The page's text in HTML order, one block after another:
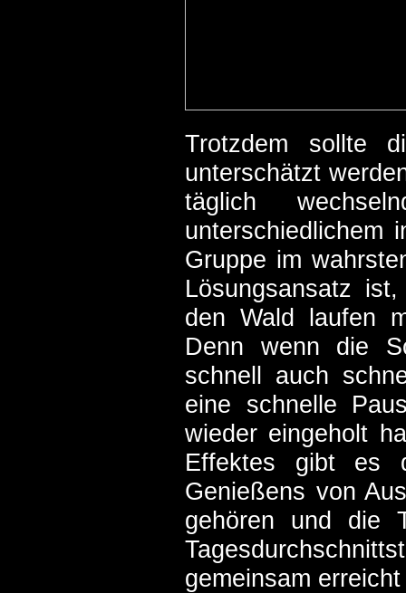
Trotzdem sollte
unterschätzt
täglich
unterschiedlichem
Gruppe im
Lösungsansatz
den Wald laufen
Denn wenn die
schnell auch
eine schnelle
wieder eingeholt
Effektes gibt es
Genießens von
gehören und die
gemeinsam erreicht